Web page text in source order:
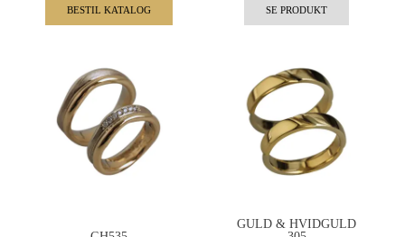
BESTIL KATALOG SE PRODUKT
GULD & HVIDGULD